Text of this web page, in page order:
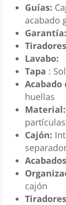
Guías:
acabado
Garantía:
Lavabo:
Tapa :
Acabado
huellas
Material:
Cajón:
cajón